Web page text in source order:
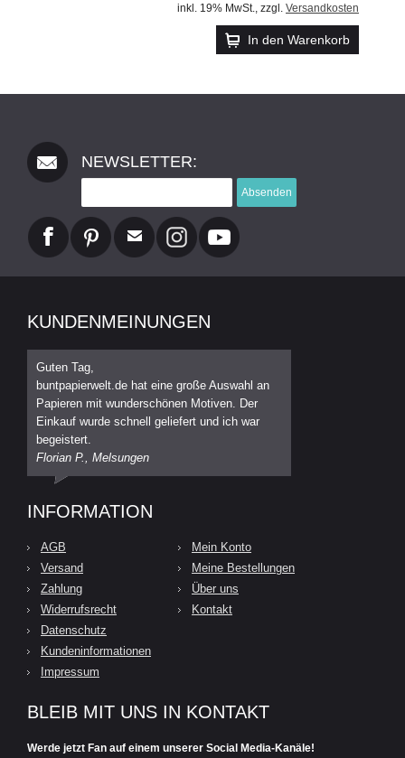
inkl. 19% MwSt. zzgl. Versandkosten
In den Warenkorb
NEWSLETTER:
Absenden
KUNDENMEINUNGEN
Guten Tag,
buntpapierwelt.de hat eine große Auswahl an
Papieren mit wunderschönen Motiven. Der
Einkauf wurde schnell geliefert und ich war
begeistert.
Florian P., Melsungen
INFORMATION
AGB
Versand
Zahlung
Widerrufsrecht
Datenschutz
Kundeninformationen
Impressum
Mein Konto
Meine Bestellungen
Über uns
Kontakt
BLEIB MIT UNS IN KONTAKT
Werde jetzt Fan auf einem unserer Social Media-Kanäle!